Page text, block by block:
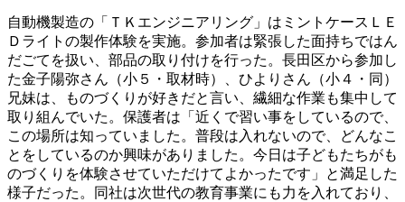
自動機製造の「ＴＫエンジニアリング」はミントケースＬＥ
Ｄライトの製作体験を実施。参加者は緊張した面持ちではん
だごてを扱い、部品の取り付けを行った。長田区から参加し
た金子陽弥さん（小５・取材時）、ひよりさん（小４・同）
兄妹は、ものづくりが好きだと言い、繊細な作業も集中して
取り組んでいた。保護者は「近くで習い事をしているので、
この場所は知っていました。普段は入れないので、どんなこ
とをしているのか興味がありました。今日は子どもたちがも
のづくりを体験させていただけてよかったです」と満足した
様子だった。同社は次世代の教育事業にも力を入れており、